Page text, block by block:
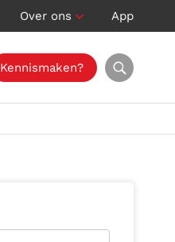
Over ons App
Kennismaken?